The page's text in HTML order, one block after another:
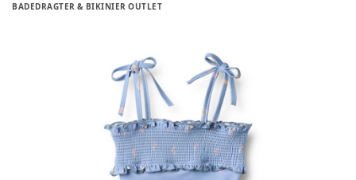
BADEDRAGTER & BIKINIER OUTLET